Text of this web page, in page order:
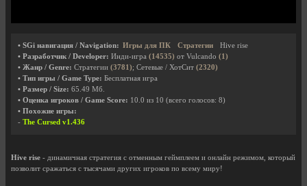
• SGi навигация / Navigation: Игры для ПК Стратегии
Hive rise
• Разработчик / Developer: Инди-игра (14535) от Vulcando (1)
• Жанр / Genre: Стратегии (3781); Сетевые / ХотСит (2320)
• Тип игры / Game Type: Бесплатная игра
• Размер / Size: 65.49 Мб.
• Оценка игроков / Game Score: 10.0 из 10 (всего голосов: 8)
• Похожие игры:
- The Cursed v1.436
Hive rise - динамичная стратегия с отменным геймплеем и онлайн режимом, который
позволит сражаться с тысячами других игроков по всему миру!